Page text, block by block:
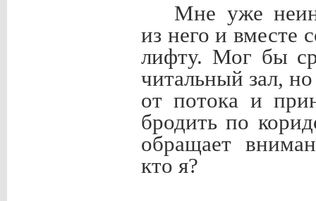
Мне уже
из него и вместе
лифту. Мог бы
читальный зал,
от потока и
бродить по
обращает
кто я?